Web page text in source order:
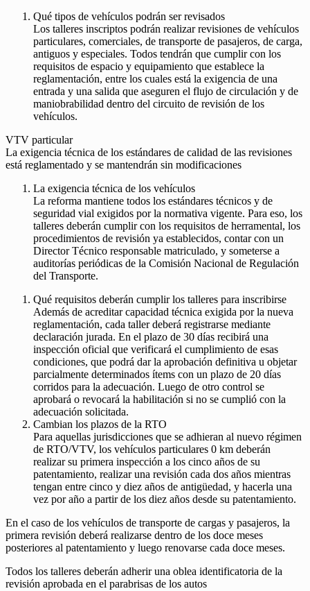
Qué tipos de vehículos podrán ser revisados
Los talleres inscriptos podrán realizar revisiones de vehículos
particulares, comerciales, de transporte de pasajeros, de carga,
antiguos y especiales. Todos tendrán que cumplir con los
requisitos de espacio y equipamiento que establece la
reglamentación, entre los cuales está la exigencia de una
entrada y una salida que aseguren el flujo de circulación y de
maniobrabilidad dentro del circuito de revisión de los
vehículos.
VTV particular
La exigencia técnica de los estándares de calidad de las revisiones
está reglamentado y se mantendrán sin modificaciones
La exigencia técnica de los vehículos
La reforma mantiene todos los estándares técnicos y de
seguridad vial exigidos por la normativa vigente. Para eso, los
talleres deberán cumplir con los requisitos de herramental, los
procedimientos de revisión ya establecidos, contar con un
Director Técnico responsable matriculado, y someterse a
auditorías periódicas de la Comisión Nacional de Regulación
del Transporte.
Qué requisitos deberán cumplir los talleres para inscribirse
Además de acreditar capacidad técnica exigida por la nueva
reglamentación, cada taller deberá registrarse mediante
declaración jurada. En el plazo de 30 días recibirá una
inspección oficial que verificará el cumplimiento de esas
condiciones, que podrá dar la aprobación definitiva u objetar
parcialmente determinados ítems con un plazo de 20 días
corridos para la adecuación. Luego de otro control se
aprobará o revocará la habilitación si no se cumplió con la
adecuación solicitada.
Cambian los plazos de la RTO
Para aquellas jurisdicciones que se adhieran al nuevo régimen
de RTO/VTV, los vehículos particulares 0 km deberán
realizar su primera inspección a los cinco años de su
patentamiento, realizar una revisión cada dos años mientras
tengan entre cinco y diez años de antigüedad, y hacerla una
vez por año a partir de los diez años desde su patentamiento.
En el caso de los vehículos de transporte de cargas y pasajeros, la
primera revisión deberá realizarse dentro de los doce meses
posteriores al patentamiento y luego renovarse cada doce meses.
Todos los talleres deberán adherir una oblea identificatoria de la
revisión aprobada en el parabrisas de los autos